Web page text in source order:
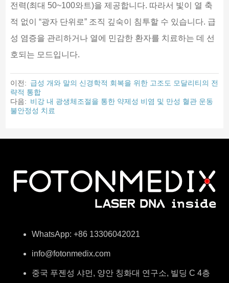
전력(최대 50~100와트)을 제공합니다. 따라서 빛이 열 축
적 없이 “광자 단위로” 조직 깊숙이 침투할 수 있습니다. 급
성 염증을 관리하거나 열에 민감한 환자를 치료하는 데 선
호되는 모드입니다.
이전: 급성 개와 말의 신경학적 회복을 위한 고조도 모달리티의 전
략적 통합
다음: 비강 내 광생체조절을 통한 약제성 비염 및 만성 혈관 운동
불안정성 치료
WhatsApp: +86 13306042021
info@fotonmedix.com
중국 푸젠성 샤먼, 양안 칭화대 연구소, 빌딩 C 4층